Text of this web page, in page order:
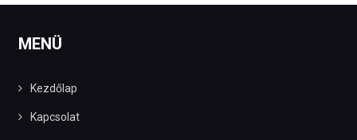
MENÜ
Kezdőlap
Kapcsolat